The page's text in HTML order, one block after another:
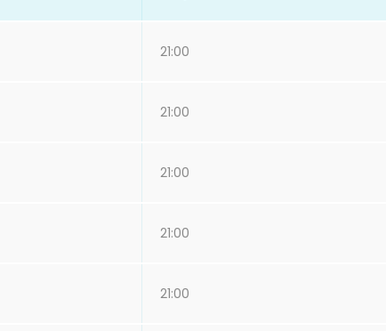
21:00
21:00
21:00
21:00
21:00